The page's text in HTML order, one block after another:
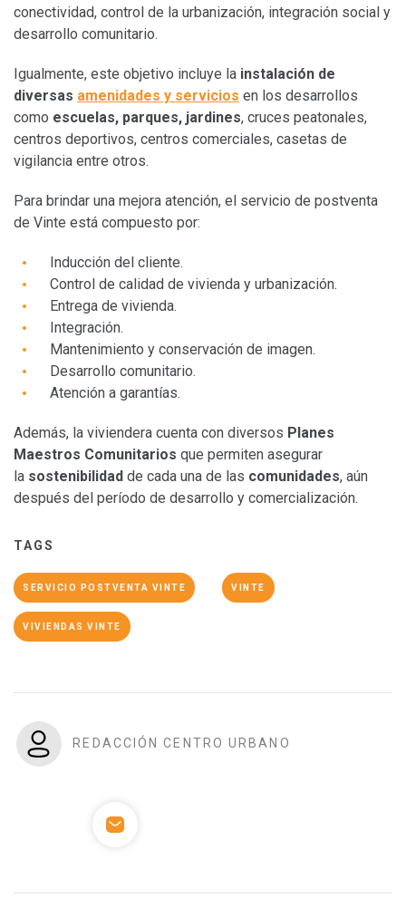
conectividad, control de la urbanización, integración social y
desarrollo comunitario.
Igualmente, este objetivo incluye la instalación de
diversas amenidades y servicios en los desarrollos
como escuelas, parques, jardines, cruces peatonales,
centros deportivos, centros comerciales, casetas de
vigilancia entre otros.
Para brindar una mejora atención, el servicio de postventa
de Vinte está compuesto por:
Inducción del cliente.
Control de calidad de vivienda y urbanización.
Entrega de vivienda.
Integración.
Mantenimiento y conservación de imagen.
Desarrollo comunitario.
Atención a garantías.
Además, la viviendera cuenta con diversos Planes
Maestros Comunitarios que permiten asegurar
la sostenibilidad de cada una de las comunidades, aún
después del período de desarrollo y comercialización.
TAGS
SERVICIO POSTVENTA VINTE VINTE
VIVIENDAS VINTE
REDACCIÓN CENTRO URBANO